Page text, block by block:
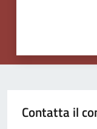
Contatta il